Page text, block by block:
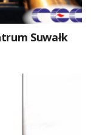
Suwałk